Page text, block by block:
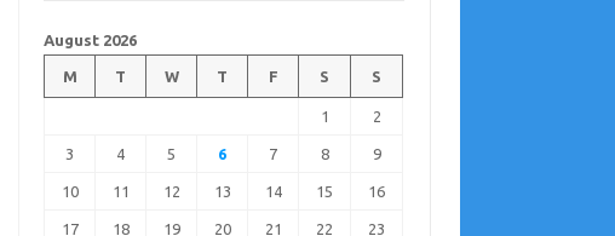
August 2026
M T W T F S S
1 2
3 4 5 6 7 8 9
10 11 12 13 14 15 16
17 18 19 20 21 22 23